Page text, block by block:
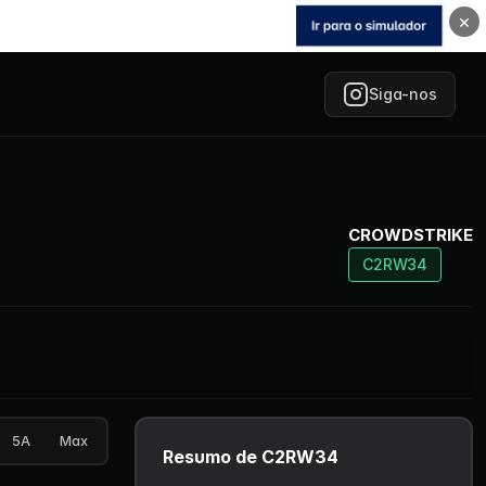
×
Siga-nos
CROWDSTRIKE
C2RW34
5A Max
Resumo de C2RW34